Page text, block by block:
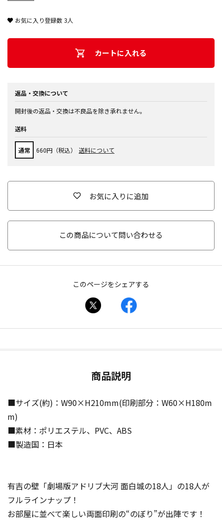
お気に入り登録数3人
カートに入れる
返品・交換について
開封後の返品・交換は不良品を除き承れません。
送料
通常 660円（税込） 送料について
お気に入りに追加
この商品について問い合わせる
このページをシェアする
商品説明
■サイズ(約)：W90×H210mm(印刷部分：W60×H180m
m)
■素材：ポリエステル、PVC、ABS
■製造国：日本
有吉の壁「劇場版アドリブ大河 面白城の18人」の18人が
フルラインナップ！
お部屋に並べて楽しい両面印刷の“のぼり”が出陣です！